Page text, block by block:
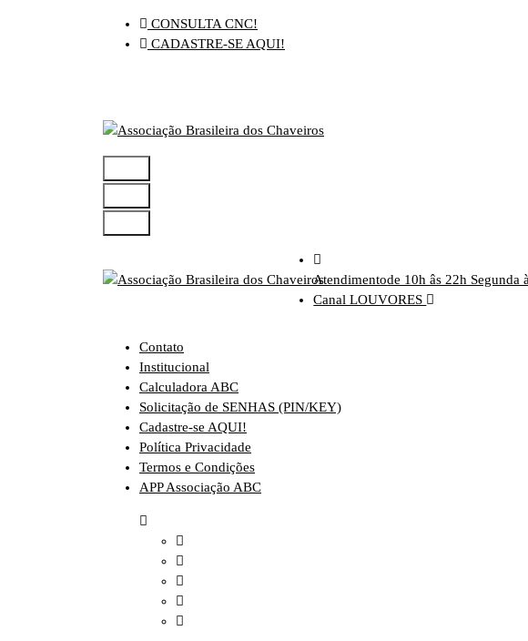
CONSULTA CNC!
CADASTRE-SE AQUI!
Atendimentode 10h âs 22h Segunda
Canal LOUVORES
Contato
Institucional
Calculadora ABC
Solicitação de SENHAS (PIN/KEY)
Cadastre-se AQUI!
Política Privacidade
Termos e Condições
APP Associação ABC